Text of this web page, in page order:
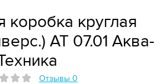
коробка круглая
АТ 07.01 Аква-
Отзывы 0